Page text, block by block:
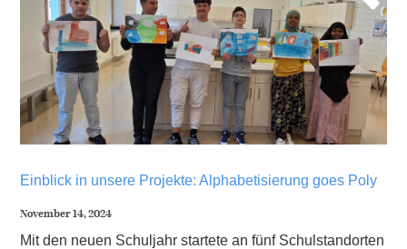
Einblick in unsere Projekte: Alphabetisierung goes Poly
November 14, 2024
Mit den neuen Schuljahr startete an fünf Schulstandorten